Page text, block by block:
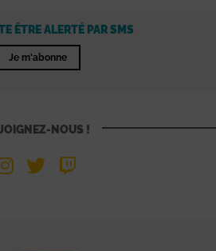
ÊTRE ALERTÉ PAR SMS
Je m'abonne
NOUS !